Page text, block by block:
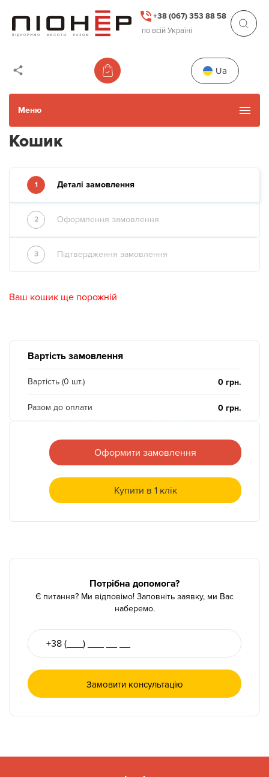
+38 (067) 353 88 58
по всій Україні
Ua
Меню
Уживані товари
Прокат
Акції
Новини
Прокат та послуги
Кошик
1 Деталі замовлення
2 Оформлення замовлення
3 Підтвердження замовлення
Ваш кошик ще порожній
Вартість замовлення
Вартість (0 шт.) 0 грн.
Разом до оплати 0 грн.
Оформити замовлення
Купити в 1 клік
Потрібна допомога?
Є питання? Ми відповімо! Заповніть заявку, ми Вас
наберемо.